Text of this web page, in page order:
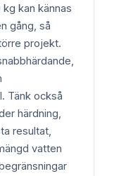
kan kännas
gång, så
projekt.
Tänk också
härdning,
resultat,
vatten